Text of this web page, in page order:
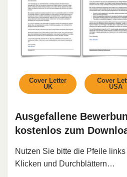
Cover Letter
UK
Cover
USA
Ausgefallene
kostenlos zum
Nutzen Sie bitte die Pfeile
Klicken und Durchblättern…